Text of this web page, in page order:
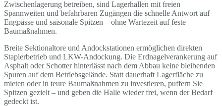
Zwischenlagerung betreiben, sind Lagerhallen mit freien
Spannweiten und befahrbaren Zugängen die schnelle Antwort auf
Engpässe und saisonale Spitzen – ohne Wartezeit auf feste
Baumaßnahmen.
Breite Sektionaltore und Andockstationen ermöglichen direkten
Staplerbetrieb und LKW-Andockung. Die Erdnagelverankerung auf
Asphalt oder Schotter hinterlässt nach dem Abbau keine bleibenden
Spuren auf dem Betriebsgelände. Statt dauerhaft Lagerfläche zu
mieten oder in teure Baumaßnahmen zu investieren, puffern Sie
Spitzen gezielt – und geben die Halle wieder frei, wenn der Bedarf
gedeckt ist.